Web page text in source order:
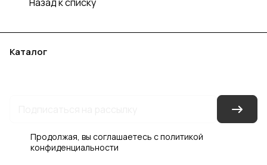
Каталог
Продолжая, вы соглашаетесь сполитикой
конфиденциальности